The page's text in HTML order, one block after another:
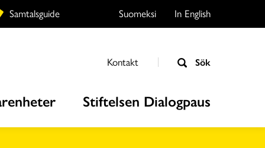
Samtalsguide Suomeksi In English
Kontakt Sök
Stiftelsen Dialogpaus